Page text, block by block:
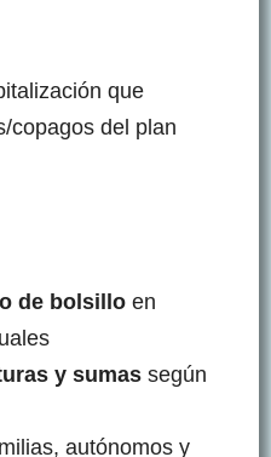
que
copagos del plan
de bolsillo en
y sumas según
autónomos y